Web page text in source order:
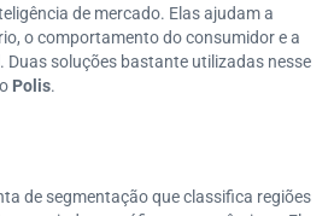
de mercado. Elas ajudam a
o comportamento do consumidor e a
Duas soluções bastante utilizadas nesse
Polis.
de segmentação que classifica regiões